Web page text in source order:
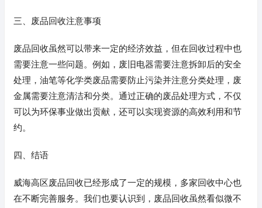
三、废品回收注意事项
废品回收虽然可以带来一定的经济效益，但在回收过程中也
需要注意一些问题。例如，废旧电器需要注意拆卸后的安全
处理，油笔等化学类废品需要防止污染并注意分类处理，废
金属需要注意清洁和分类。通过正确的废品处理方式，不仅
可以为环保事业做出贡献，还可以实现资源的高效利用和节
约。
四、结语
威海高区废品回收已经形成了一定的规模，多家回收中心也
在不断完善服务。我们也要认识到，废品回收虽然看似微不